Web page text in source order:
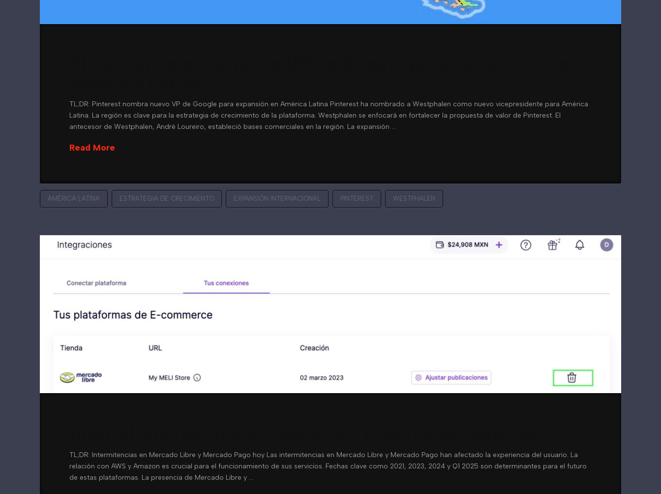
TL;DR: Pinterest nombra nuevo VP de Google para expansión en América Latina Pinterest ha nombrado a Westphalen como nuevo vicepresidente para América
Latina. La región es clave para la estrategia de crecimiento de la plataforma. Westphalen se enfocará en fortalecer la propuesta de valor de Pinterest. El
antecesor de Westphalen, André Loureiro, estableció bases comerciales en la región. La expansión …
Read More
AMÉRICA LATINA ESTRATEGIA DE CRECIMIENTO EXPANSIÓN INTERNACIONAL PINTEREST WESTPHALEN
TL;DR: Intermitencias en Mercado Libre y Mercado Pago hoy Las intermitencias en Mercado Libre y Mercado Pago han afectado la experiencia del usuario. La
relación con AWS y Amazon es crucial para el funcionamiento de sus servicios. Fechas clave como 2021, 2023, 2024 y Q1 2025 son determinantes para el futuro
de estas plataformas. La presencia de Mercado Libre y …